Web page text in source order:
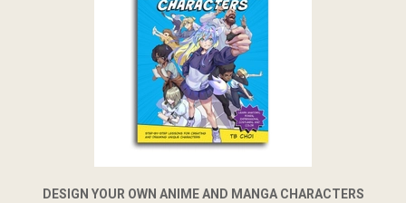
DESIGN YOUR OWN ANIME AND MANGA CHARACTERS